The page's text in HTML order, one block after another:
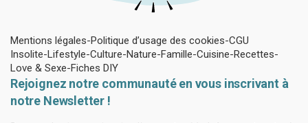
Mentions légales Politique d’usage des cookies CGU
Insolite Lifestyle Culture Nature Famille Cuisine Recettes
Love & Sexe Fiches DIY
Rejoignez notre communauté en vous inscrivant à
notre Newsletter !